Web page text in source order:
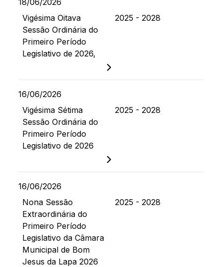
18/06/2026
Vigésima Oitava
Sessão Ordinária do
Primeiro Período
Legislativo de 2026,
2025 - 2028
16/06/2026
Vigésima Sétima
Sessão Ordinária do
Primeiro Período
Legislativo de 2026
2025 - 2028
16/06/2026
Nona Sessão
Extraordinária do
Primeiro Período
Legislativo da Câmara
Municipal de Bom
Jesus da Lapa 2026
2025 - 2028